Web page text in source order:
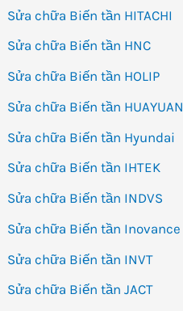
Sửa chữa Biến tần HITACHI
Sửa chữa Biến tần HNC
Sửa chữa Biến tần HOLIP
Sửa chữa Biến tần HUAYUAN
Sửa chữa Biến tần Hyundai
Sửa chữa Biến tần IHTEK
Sửa chữa Biến tần INDVS
Sửa chữa Biến tần Inovance
Sửa chữa Biến tần INVT
Sửa chữa Biến tần JACT